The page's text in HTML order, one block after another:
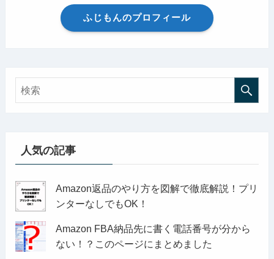
ふじもんのプロフィール
人気の記事
Amazon返品のやり方を図解で徹底解説！プリ
ンターなしでもOK！
Amazon FBA納品先に書く電話番号が分から
ない！？このページにまとめました